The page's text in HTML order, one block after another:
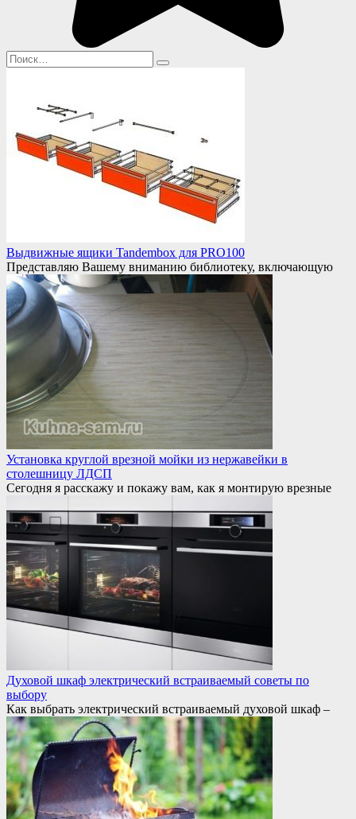
Search
for:
Выдвижные ящики Tandembox для PRO100
Представляю Вашему вниманию библиотеку, включающую
Установка круглой врезной мойки из нержавейки в
столешницу ЛДСП
Сегодня я расскажу и покажу вам, как я монтирую врезные
Духовой шкаф электрический встраиваемый советы по
выбору
Как выбрать электрический встраиваемый духовой шкаф –